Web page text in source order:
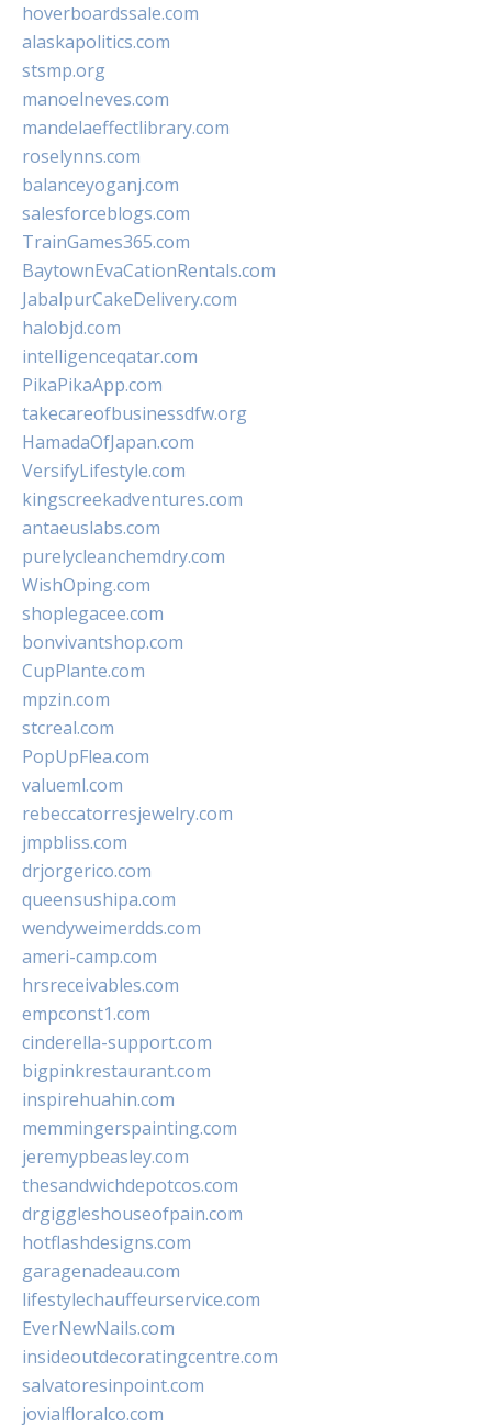
hoverboardssale.com
alaskapolitics.com
stsmp.org
manoelneves.com
mandelaeffectlibrary.com
roselynns.com
balanceyoganj.com
salesforceblogs.com
TrainGames365.com
BaytownEvaCationRentals.com
JabalpurCakeDelivery.com
halobjd.com
intelligenceqatar.com
PikaPikaApp.com
takecareofbusinessdfw.org
HamadaOfJapan.com
VersifyLifestyle.com
kingscreekadventures.com
antaeuslabs.com
purelycleanchemdry.com
WishOping.com
shoplegacee.com
bonvivantshop.com
CupPlante.com
mpzin.com
stcreal.com
PopUpFlea.com
valueml.com
rebeccatorresjewelry.com
jmpbliss.com
drjorgerico.com
queensushipa.com
wendyweimerdds.com
ameri-camp.com
hrsreceivables.com
empconst1.com
cinderella-support.com
bigpinkrestaurant.com
inspirehuahin.com
memmingerspainting.com
jeremypbeasley.com
thesandwichdepotcos.com
drgiggleshouseofpain.com
hotflashdesigns.com
garagenadeau.com
lifestylechauffeurservice.com
EverNewNails.com
insideoutdecoratingcentre.com
salvatoresinpoint.com
jovialfloralco.com